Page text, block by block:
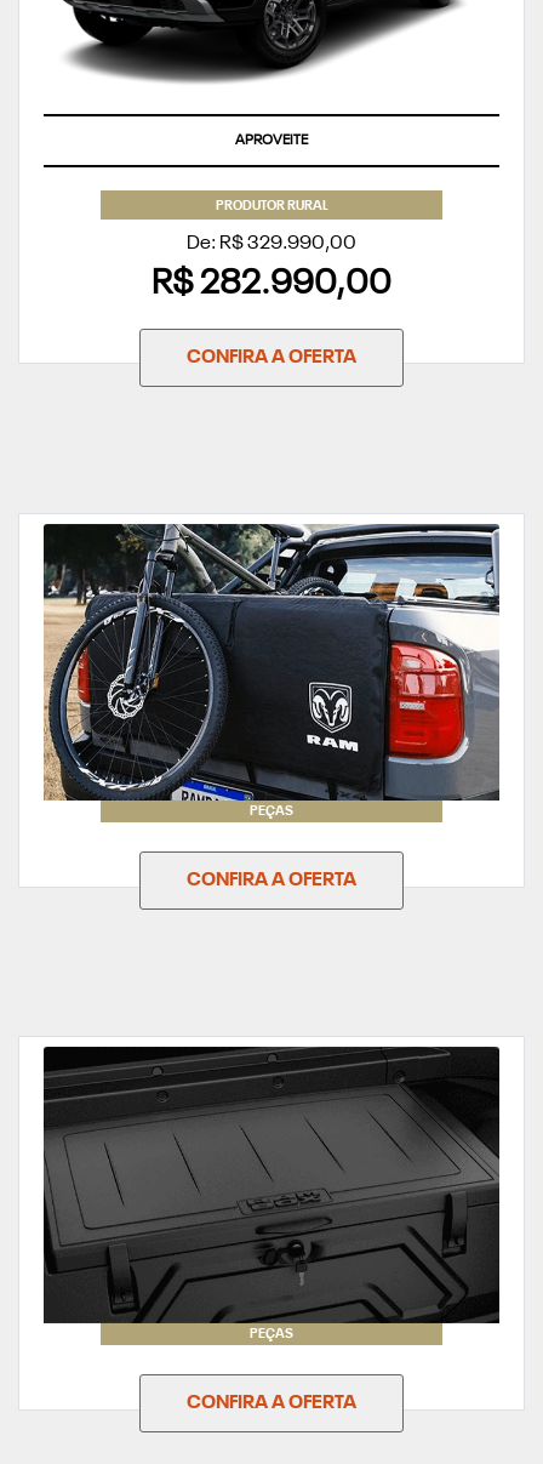
APROVEITE
PRODUTOR RURAL
De: R$ 329.990,00
R$ 282.990,00
CONFIRA A OFERTA
PEÇAS
CONFIRA A OFERTA
PEÇAS
CONFIRA A OFERTA